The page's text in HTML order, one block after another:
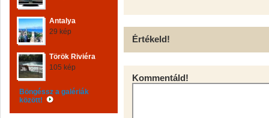
Antalya
29 kép
Török Riviéra
105 kép
Böngéssz a galériák
között!
Értékeld!
Kommentáld!